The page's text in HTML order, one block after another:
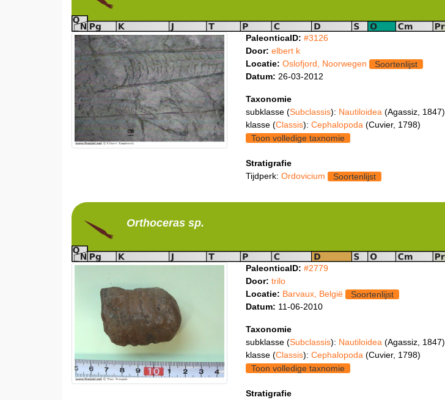
PaleonticaID: #3126
Door: elbert k
Locatie: Oslofjord, Noorwegen
Soortenlijst
Datum: 26-03-2012
Taxonomie
subklasse (Subclassis): Nautiloidea (Agassiz, 1847)
klasse (Classis): Cephalopoda (Cuvier, 1798)
Toon volledige taxnomie
Stratigrafie
Tijdperk: Ordovicium Soortenlijst
Orthocerassp.
PaleonticaID: #2779
Door: trilo
Locatie: Barvaux, België
Soortenlijst
Datum: 11-06-2010
Taxonomie
subklasse (Subclassis): Nautiloidea (Agassiz, 1847)
klasse (Classis): Cephalopoda (Cuvier, 1798)
Toon volledige taxnomie
Stratigrafie